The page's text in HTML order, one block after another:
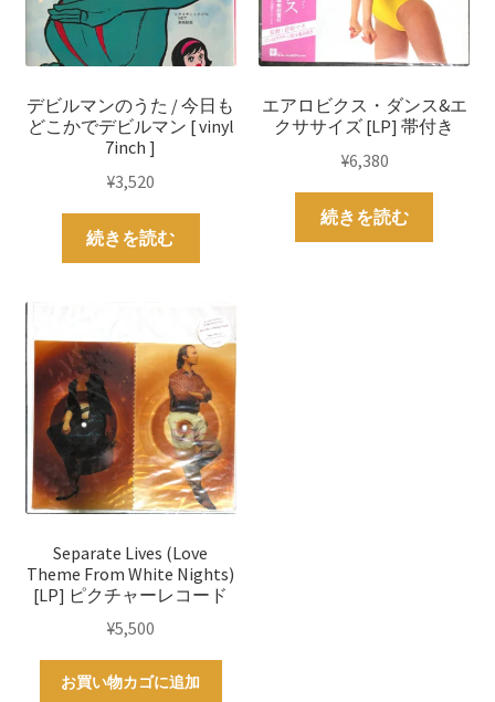
デビルマンのうた / 今日も
どこかでデビルマン [ vinyl
7inch ]
¥3,520
続きを読む
エアロビクス・ダンス&エ
クササイズ [LP] 帯付き
¥6,380
続きを読む
Separate Lives (Love
Theme From White Nights)
[LP] ピクチャーレコード
¥5,500
お買い物カゴに追加